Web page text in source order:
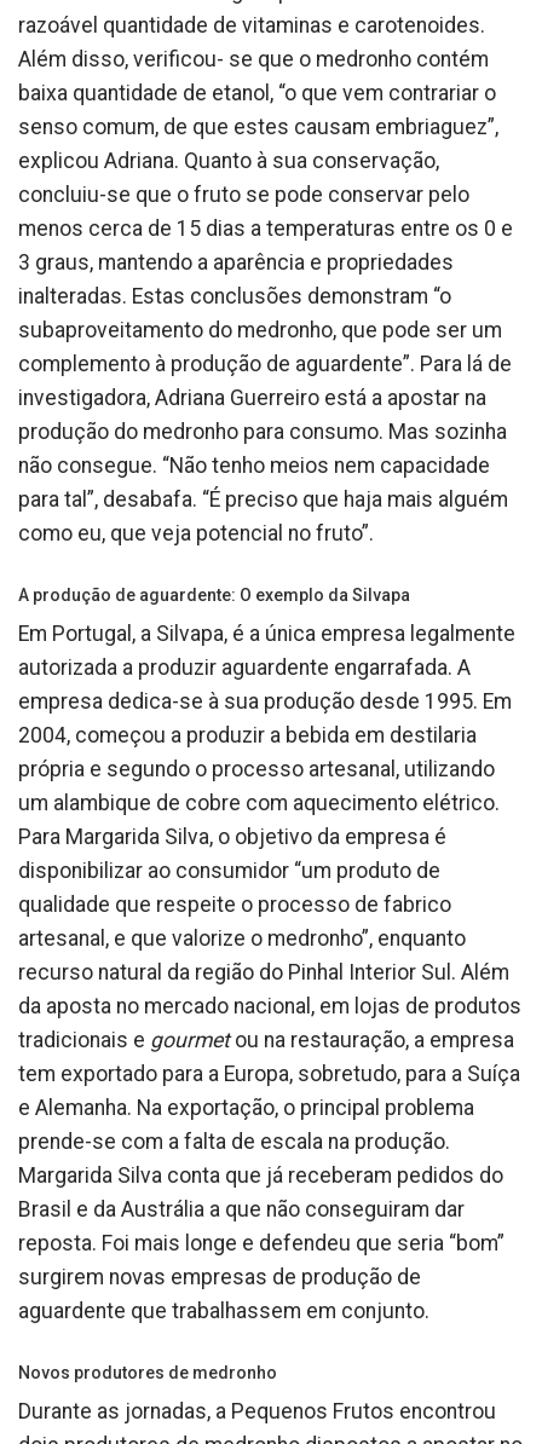
razoável quantidade de vitaminas e carotenoides.
Além disso, verificou- se que o medronho contém
baixa quantidade de etanol, “o que vem contrariar o
senso comum, de que estes causam embriaguez”,
explicou Adriana. Quanto à sua conservação,
concluiu-se que o fruto se pode conservar pelo
menos cerca de 15 dias a temperaturas entre os 0 e
3 graus, mantendo a aparência e propriedades
inalteradas. Estas conclusões demonstram “o
subaproveitamento do medronho, que pode ser um
complemento à produção de aguardente”. Para lá de
investigadora, Adriana Guerreiro está a apostar na
produção do medronho para consumo. Mas sozinha
não consegue. “Não tenho meios nem capacidade
para tal”, desabafa. “É preciso que haja mais alguém
como eu, que veja potencial no fruto”.
A produção de aguardente: O exemplo da Silvapa
Em Portugal, a Silvapa, é a única empresa legalmente
autorizada a produzir aguardente engarrafada. A
empresa dedica-se à sua produção desde 1995. Em
2004, começou a produzir a bebida em destilaria
própria e segundo o processo artesanal, utilizando
um alambique de cobre com aquecimento elétrico.
Para Margarida Silva, o objetivo da empresa é
disponibilizar ao consumidor “um produto de
qualidade que respeite o processo de fabrico
artesanal, e que valorize o medronho”, enquanto
recurso natural da região do Pinhal Interior Sul. Além
da aposta no mercado nacional, em lojas de produtos
tradicionais e gourmetou na restauração, a empresa
tem exportado para a Europa, sobretudo, para a Suíça
e Alemanha. Na exportação, o principal problema
prende-se com a falta de escala na produção.
Margarida Silva conta que já receberam pedidos do
Brasil e da Austrália a que não conseguiram dar
reposta. Foi mais longe e defendeu que seria “bom”
surgirem novas empresas de produção de
aguardente que trabalhassem em conjunto.
Novos produtores de medronho
Durante as jornadas, a Pequenos Frutos encontrou